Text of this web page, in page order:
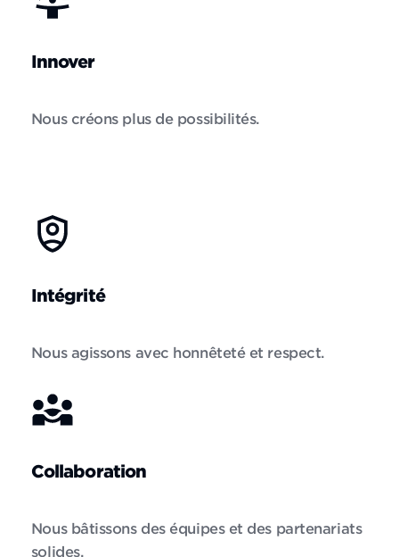
Innover
Nous créons plus de possibilités.
Intégrité
Nous agissons avec honnêteté et respect.
Collaboration
Nous bâtissons des équipes et des partenariats
solides.